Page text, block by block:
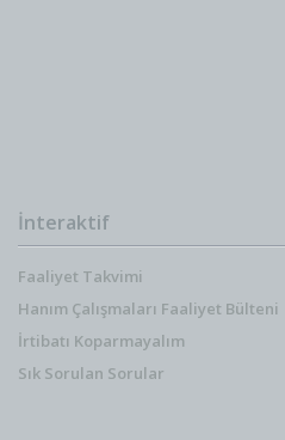
İnteraktif
Faaliyet Takvimi
Hanım Çalışmaları Faaliyet Bülteni
İrtibatı Koparmayalım
Sık Sorulan Sorular